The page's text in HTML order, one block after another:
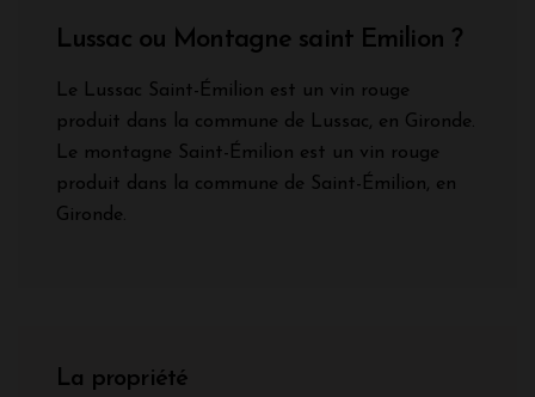
Lussac ou Montagne saint Emilion ?
Le Lussac Saint-Émilion est un vin rouge
produit dans la commune de Lussac, en Gironde.
Le montagne Saint-Émilion est un vin rouge
produit dans la commune de Saint-Émilion, en
Gironde.
La propriété